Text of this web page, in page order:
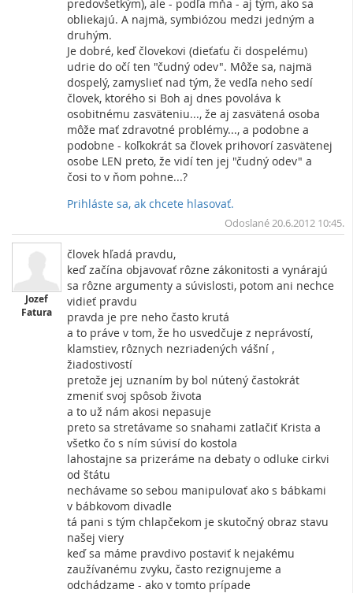
predovšetkým), ale - podľa mňa - aj tým, ako sa
obliekajú. A najmä, symbiózou medzi jedným a
druhým.
Je dobré, keď človekovi (dieťaťu či dospelému)
udrie do očí ten "čudný odev". Môže sa, najmä
dospelý, zamyslieť nad tým, že vedľa neho sedí
človek, ktorého si Boh aj dnes povoláva k
osobitnému zasväteniu..., že aj zasvätená osoba
môže mať zdravotné problémy..., a podobne a
podobne - koľkokrát sa človek prihovorí zasvätenej
osobe LEN preto, že vidí ten jej "čudný odev" a
čosi to v ňom pohne...?
Prihláste sa, ak chcete hlasovať.
Odoslané 20.6.2012 10:45.
Jozef
Fatura
človek hľadá pravdu,
keď začína objavovať rôzne zákonitosti a vynárajú
sa rôzne argumenty a súvislosti, potom ani nechce
vidieť pravdu
pravda je pre neho často krutá
a to práve v tom, že ho usvedčuje z neprávostí,
klamstiev, rôznych nezriadených vášní ,
žiadostivostí
pretože jej uznaním by bol nútený častokrát
zmeniť svoj spôsob života
a to už nám akosi nepasuje
preto sa stretávame so snahami zatlačiť Krista a
všetko čo s ním súvisí do kostola
lahostajne sa prizeráme na debaty o odluke cirkvi
od štátu
nechávame so sebou manipulovať ako s bábkami
v bábkovom divadle
tá pani s tým chlapčekom je skutočný obraz stavu
našej viery
keď sa máme pravdivo postaviť k nejakému
zaužívanému zvyku, často rezignujeme a
odchádzame - ako v tomto prípade